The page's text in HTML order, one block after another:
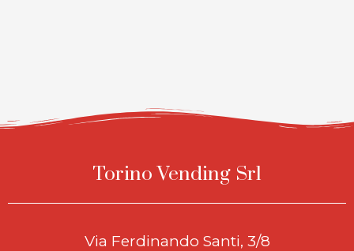
Torino Vending Srl
Via Ferdinando Santi, 3/8